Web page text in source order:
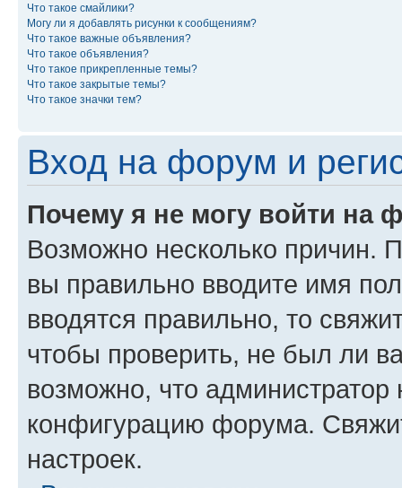
Что такое смайлики?
Могу ли я добавлять рисунки к сообщениям?
Что такое важные объявления?
Что такое объявления?
Что такое прикрепленные темы?
Что такое закрытые темы?
Что такое значки тем?
Вход на форум и
Почему я не могу войти на
Возможно несколько причин.
вы правильно вводите имя
вводятся правильно, то
чтобы проверить, не был ли
возможно, что администратор
конфигурацию форума.
настроек.